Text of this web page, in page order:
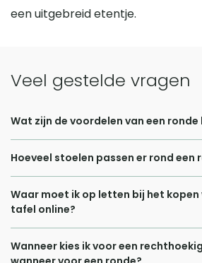
een uitgebreid etentje.
Veel gestelde vragen
Wat zijn de voordelen van een
Doordat er geen hoeken zijn, kan
gemakkelijk aankijken en met elkaar
een gezellige en gelijkwaardige sfeer
een ronde tafel ideaal voor etentjes
vrienden, maar ook voor dagelijks
Hoeveel stoelen passen er rond een
vooral af van de diameter van de
dat je gebruikt. Hoe groter de tafel,
comfortabel omheen passen. Ook
Waar moet ik op letten bij het kopen
tafel online?
vooraf de ruimte goed op te meten.
Wanneer kies ik voor een